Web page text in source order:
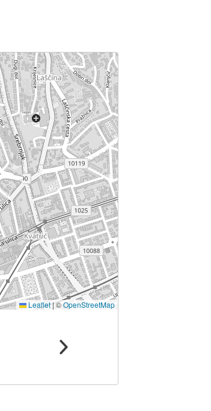
Leaflet|©OpenStreetMap